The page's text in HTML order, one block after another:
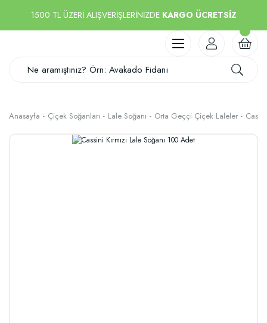
1500 TL ÜZERİ ALIŞVERİŞLERİNİZDE KARGO ÜCRETSİZ
Anasayfa Çiçek Soğanları Lale Soğanı Orta Geççi Çiçek Laleler